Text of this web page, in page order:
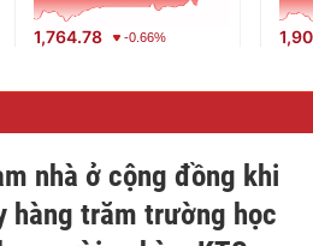
1,764.78 -0.66%
nhà ở cộng đồng khi
hàng trăm trường học